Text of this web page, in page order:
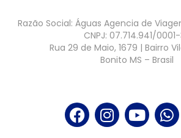
Razão Social: Águas Agencia de
CNPJ: 07.714.941/
Rua 29 de Maio, 1679 | Bairro
Bonito MS – Brasil